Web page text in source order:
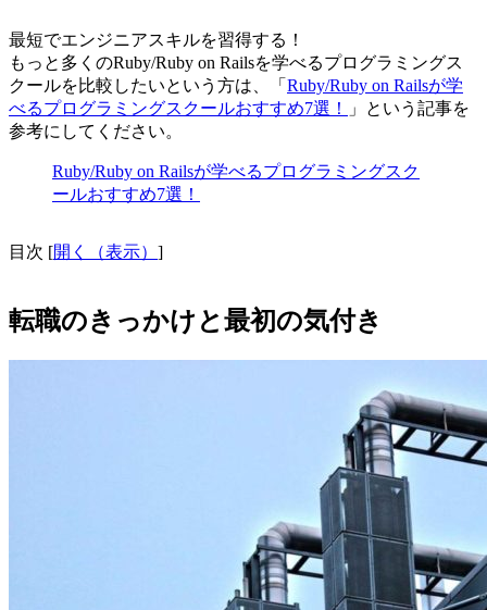
最短でエンジニアスキルを習得する！
もっと多くのRuby/Ruby on Railsを学べるプログラミングス
クールを比較したいという方は、「 Ruby/Ruby on Railsが学
べるプログラミングスクールおすすめ7選！
」という記事を
参考にしてください。
Ruby/Ruby on Railsが学べるプログラミングスク
ールおすすめ7選！
目次 [開く（表示） ]
転職のきっかけと最初の気付き